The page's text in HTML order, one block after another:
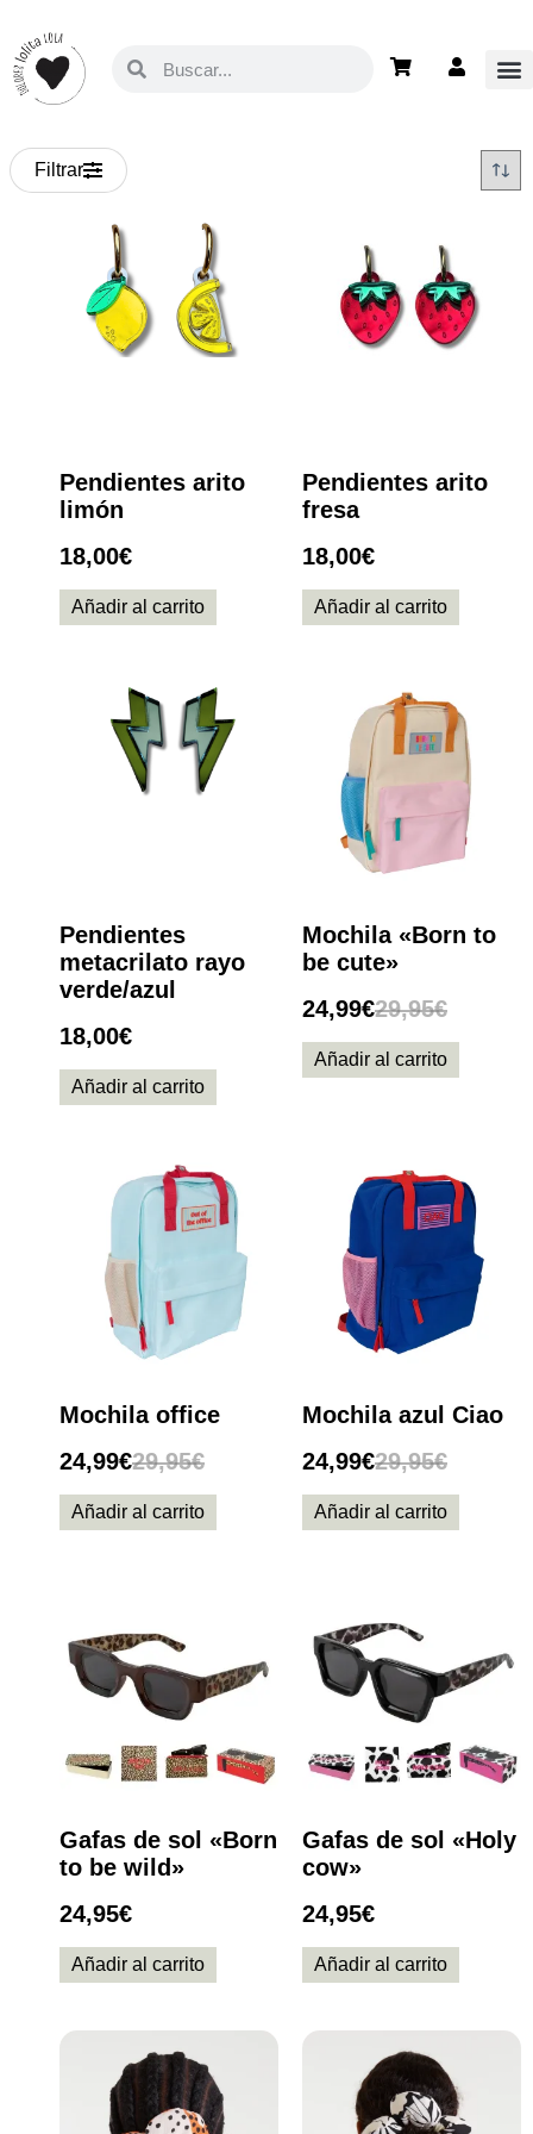
Filtrar
Pendientes arito
limón
18,00€
Añadir al carrito
Pendientes arito
fresa
18,00€
Añadir al carrito
Pendientes
metacrilato rayo
verde/azul
18,00€
Añadir al carrito
Mochila «Born to
be cute»
29,95€
24,99€
Añadir al carrito
Mochila office
29,95€
24,99€
Añadir al carrito
Mochila azul Ciao
29,95€
24,99€
Añadir al carrito
Gafas de sol «Born
to be wild»
24,95€
Añadir al carrito
Gafas de sol «Holy
cow»
24,95€
Añadir al carrito